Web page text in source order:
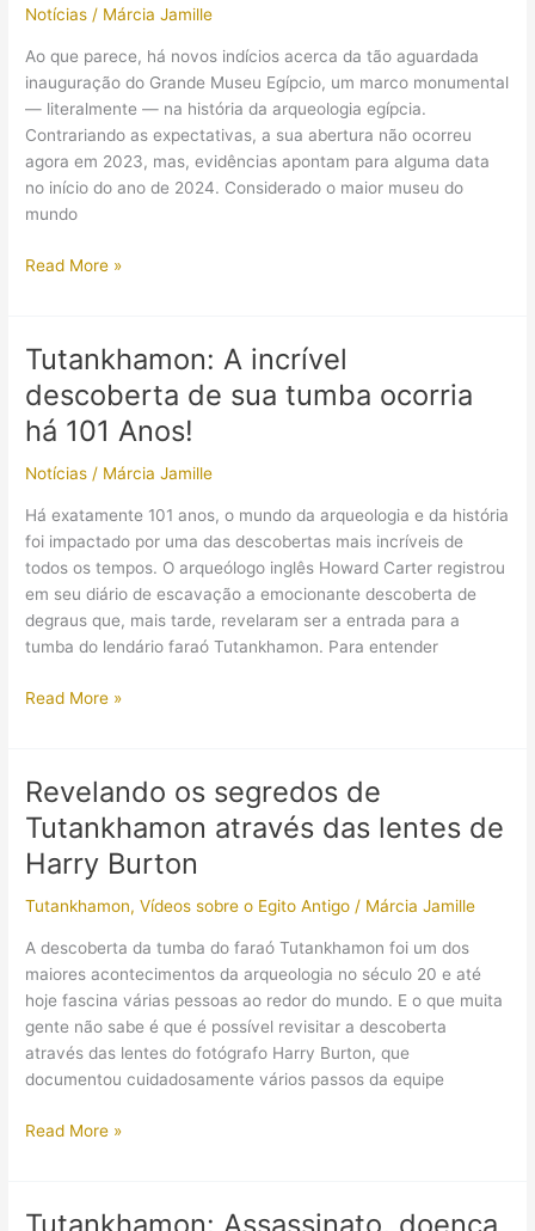
do
Tutankhamon
permanece
incerto
Notícias / Márcia Jamille
Ao que parece, há novos indícios acerca da tão aguardada
inauguração do Grande Museu Egípcio, um marco monumental
— literalmente — na história da arqueologia egípcia.
Contrariando as expectativas, a sua abertura não ocorreu
agora em 2023, mas, evidências apontam para alguma data
no início do ano de 2024. Considerado o maior museu do
mundo
Grande
mês
de
inauguração
surge
após
Read More »
Tutankhamon: A incrível
descoberta de sua tumba ocorria
há 101 Anos!
Notícias / Márcia Jamille
Há exatamente 101 anos, o mundo da arqueologia e da história
foi impactado por uma das descobertas mais incríveis de
todos os tempos. O arqueólogo inglês Howard Carter registrou
em seu diário de escavação a emocionante descoberta de
degraus que, mais tarde, revelaram ser a entrada para a
tumba do lendário faraó Tutankhamon. Para entender
Tutankhamon:
de
sua
tumba
ocorria
há
Anos!
Read More »
Revelando os segredos de
Tutankhamon através das lentes de
Harry Burton
Tutankhamon,Vídeos sobre o Egito Antigo / Márcia Jamille
A descoberta da tumba do faraó Tutankhamon foi um dos
maiores acontecimentos da arqueologia no século 20 e até
hoje fascina várias pessoas ao redor do mundo. E o que muita
gente não sabe é que é possível revisitar a descoberta
através das lentes do fotógrafo Harry Burton, que
documentou cuidadosamente vários passos da equipe
Revelando
Read More »
Tutankhamon: Assassinato, doença